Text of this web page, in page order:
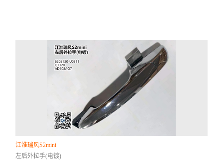
江淮瑞风S2mini
左后外拉手(电镀)